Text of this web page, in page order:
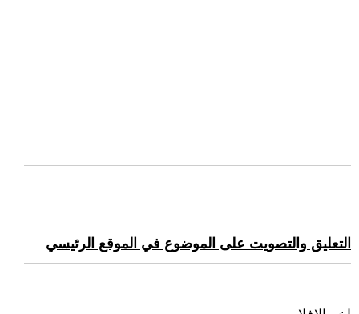
التعليق والتصويت على الموضوع في الموقع الرئيسي